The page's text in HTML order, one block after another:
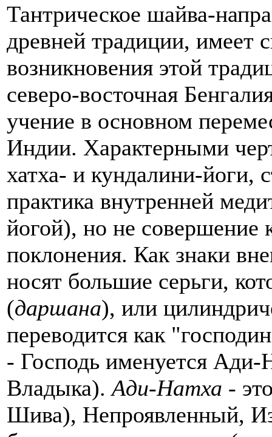
Тантрическое шайва-
древней традиции, имеет
возникновения этой
северо-восточная
учение в основном
Индии. Характерными
хатха- и кундалини-йоги,
практика внутренней
йогой), но не
поклонения. Как знаки
носят большие серьги,
(даршана), или
переводится как
- Господь именуется
Владыка).Ади-Натха -
Шива), Непроявленный,